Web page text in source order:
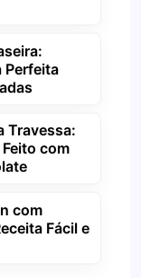
Perfeita
Travessa:
com
com
Fácil e